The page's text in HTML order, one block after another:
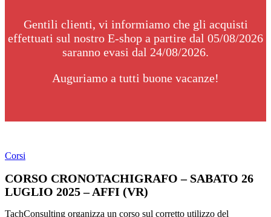
Gentili clienti, vi informiamo che gli acquisti
effettuati sul nostro E-shop a partire dal 05/08/2026
saranno evasi dal 24/08/2026.
Auguriamo a tutti buone vacanze!
Corsi
CORSO CRONOTACHIGRAFO – SABATO 26
LUGLIO 2025 – AFFI (VR)
TachConsulting organizza un corso sul corretto utilizzo del